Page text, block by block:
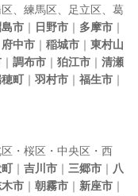
練馬区 足立区
葛
島市 ｜ 日野市 ｜ 多摩市 ｜
府中市 ｜ 稲城市 ｜ 東村山
｜ 調布市 ｜ 狛江市 ｜ 清瀬
町｜ 羽村市 ｜ 福生市 ｜
・桜区・中央区・西
｜ 吉川市 ｜ 三郷市 ｜ 八
市 ｜ 朝霧市 ｜ 新座市 ｜